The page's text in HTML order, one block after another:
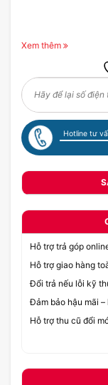
Xem thêm
Hotline tư
Hỗ trợ trả góp
Hỗ trợ giao hàng
Đổi trả nếu lỗi kỹ
Đảm bảo hậu mãi
Hỗ trợ thu cũ đổi